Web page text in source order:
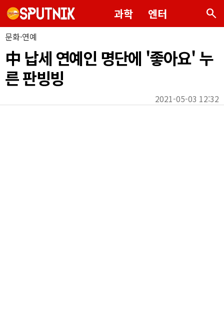
과학 엔터 search
문화·연예
中 납세 연예인 명단에 '좋아요' 누
른 판빙빙
2021-05-03 12:32